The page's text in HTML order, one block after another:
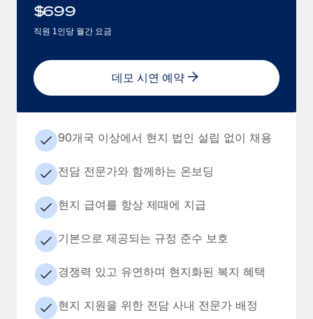
$699
직원 1인당 월간 요금
데모 시연 예약
90개국 이상에서 현지 법인 설립 없이 채용
전담 전문가와 함께하는 온보딩
현지 급여를 항상 제때에 지급
기본으로 제공되는 규정 준수 보호
경쟁력 있고 유연하며 현지화된 복지 혜택
현지 지원을 위한 전담 사내 전문가 배정